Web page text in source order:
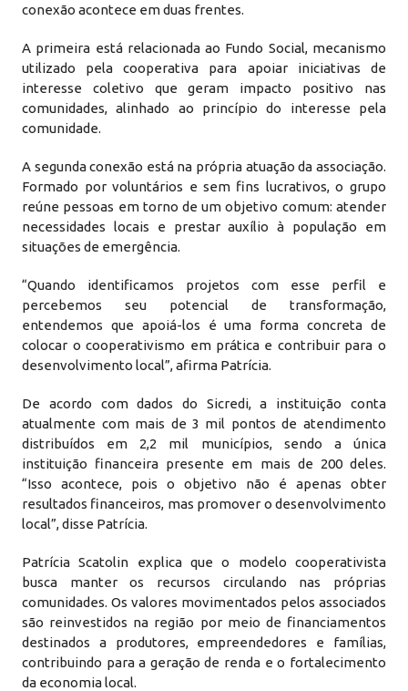
conexão acontece em duas frentes.
A primeira está relacionada ao Fundo Social, mecanismo
utilizado pela cooperativa para apoiar iniciativas de
interesse coletivo que geram impacto positivo nas
comunidades, alinhado ao princípio do interesse pela
comunidade.
A segunda conexão está na própria atuação da associação.
Formado por voluntários e sem fins lucrativos, o grupo
reúne pessoas em torno de um objetivo comum: atender
necessidades locais e prestar auxílio à população em
situações de emergência.
“Quando identificamos projetos com esse perfil e
percebemos seu potencial de transformação,
entendemos que apoiá-los é uma forma concreta de
colocar o cooperativismo em prática e contribuir para o
desenvolvimento local”, afirma Patrícia.
De acordo com dados do Sicredi, a instituição conta
atualmente com mais de 3 mil pontos de atendimento
distribuídos em 2,2 mil municípios, sendo a única
instituição financeira presente em mais de 200 deles.
“Isso acontece, pois o objetivo não é apenas obter
resultados financeiros, mas promover o desenvolvimento
local”, disse Patrícia.
Patrícia Scatolin explica que o modelo cooperativista
busca manter os recursos circulando nas próprias
comunidades. Os valores movimentados pelos associados
são reinvestidos na região por meio de financiamentos
destinados a produtores, empreendedores e famílias,
contribuindo para a geração de renda e o fortalecimento
da economia local.